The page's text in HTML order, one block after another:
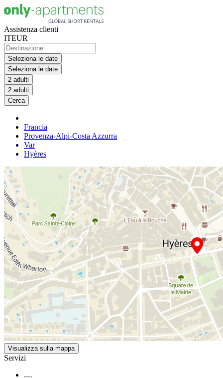
Assistenza clienti
ITEUR
Seleziona le date
Seleziona le date
2 adulti
2 adulti
Cerca
Francia
Provenza-Alpi-Costa Azzurra
Var
Hyères
Visualizza sulla mappa
Servizi